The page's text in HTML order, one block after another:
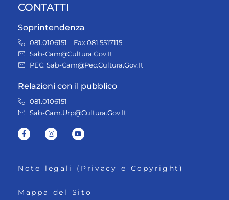
CONTATTI
Soprintendenza
081.0106151 – Fax 081.5517115
Sab-Cam@Cultura.Gov.It
PEC: Sab-Cam@Pec.Cultura.Gov.It
Relazioni con il pubblico
081.0106151
Sab-Cam.Urp@Cultura.Gov.It
Note legali (Privacy e Copyright)
Mappa del Sito